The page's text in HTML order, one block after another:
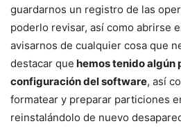
guardarnos un registro de las
poderlo revisar, así como abrirse
avisarnos de cualquier cosa que
destacar que hemos tenido algún
configuración del software, así
formatear y preparar particiones
reinstalándolo de nuevo